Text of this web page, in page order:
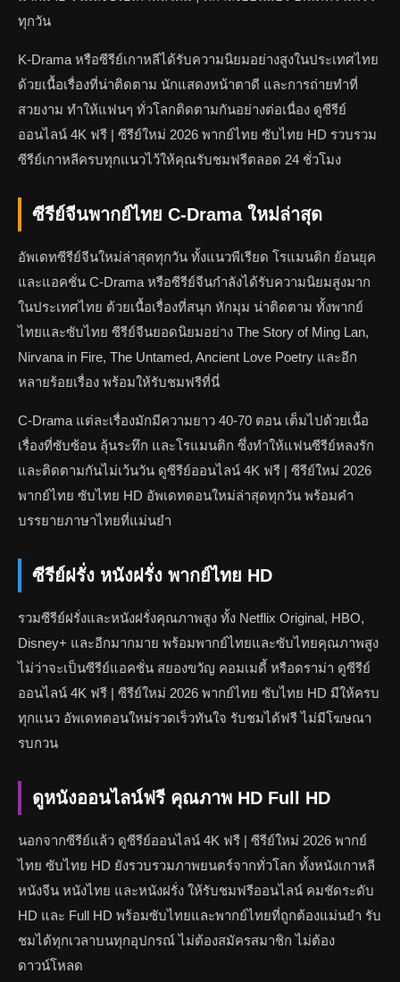
ทุกวัน
K-Drama หรือซีรีย์เกาหลีได้รับความนิยมอย่างสูงในประเทศไทย
ด้วยเนื้อเรื่องที่น่าติดตาม นักแสดงหน้าตาดี และการถ่ายทำที่
สวยงาม ทำให้แฟนๆ ทั่วโลกติดตามกันอย่างต่อเนื่อง ดูซีรีย์
ออนไลน์ 4K ฟรี | ซีรีย์ใหม่ 2026 พากย์ไทย ซับไทย HD รวบรวม
ซีรีย์เกาหลีครบทุกแนวไว้ให้คุณรับชมฟรีตลอด 24 ชั่วโมง
ซีรีย์จีนพากย์ไทย C-Drama ใหม่ล่าสุด
อัพเดทซีรีย์จีนใหม่ล่าสุดทุกวัน ทั้งแนวพีเรียด โรแมนติก ย้อนยุค
และแอคชั่น C-Drama หรือซีรีย์จีนกำลังได้รับความนิยมสูงมาก
ในประเทศไทย ด้วยเนื้อเรื่องที่สนุก หักมุม น่าติดตาม ทั้งพากย์
ไทยและซับไทย ซีรีย์จีนยอดนิยมอย่าง The Story of Ming Lan,
Nirvana in Fire, The Untamed, Ancient Love Poetry และอีก
หลายร้อยเรื่อง พร้อมให้รับชมฟรีที่นี่
C-Drama แต่ละเรื่องมักมีความยาว 40-70 ตอน เต็มไปด้วยเนื้อ
เรื่องที่ซับซ้อน ลุ้นระทึก และโรแมนติก ซึ่งทำให้แฟนซีรีย์หลงรัก
และติดตามกันไม่เว้นวัน ดูซีรีย์ออนไลน์ 4K ฟรี | ซีรีย์ใหม่ 2026
พากย์ไทย ซับไทย HD อัพเดทตอนใหม่ล่าสุดทุกวัน พร้อมคำ
บรรยายภาษาไทยที่แม่นยำ
ซีรีย์ฝรั่ง หนังฝรั่ง พากย์ไทย HD
รวมซีรีย์ฝรั่งและหนังฝรั่งคุณภาพสูง ทั้ง Netflix Original, HBO,
Disney+ และอีกมากมาย พร้อมพากย์ไทยและซับไทยคุณภาพสูง
ไม่ว่าจะเป็นซีรีย์แอคชั่น สยองขวัญ คอมเมดี้ หรือดราม่า ดูซีรีย์
ออนไลน์ 4K ฟรี | ซีรีย์ใหม่ 2026 พากย์ไทย ซับไทย HD มีให้ครบ
ทุกแนว อัพเดทตอนใหม่รวดเร็วทันใจ รับชมได้ฟรี ไม่มีโฆษณา
รบกวน
ดูหนังออนไลน์ฟรี คุณภาพ HD Full HD
นอกจากซีรีย์แล้ว ดูซีรีย์ออนไลน์ 4K ฟรี | ซีรีย์ใหม่ 2026 พากย์
ไทย ซับไทย HD ยังรวบรวมภาพยนตร์จากทั่วโลก ทั้งหนังเกาหลี
หนังจีน หนังไทย และหนังฝรั่ง ให้รับชมฟรีออนไลน์ คมชัดระดับ
HD และ Full HD พร้อมซับไทยและพากย์ไทยที่ถูกต้องแม่นยำ รับ
ชมได้ทุกเวลาบนทุกอุปกรณ์ ไม่ต้องสมัครสมาชิก ไม่ต้อง
ดาวน์โหลด